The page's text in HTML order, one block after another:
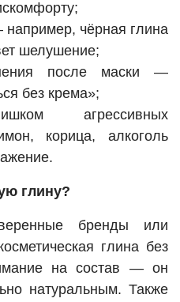
чёрная глина
шелушение;
после маски —
без крема»;
агрессивных
корица, алкоголь
глину?
бренды или
глина без
на состав — он
натуральным. Также